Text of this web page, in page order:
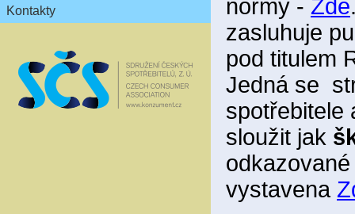
Kontakty
normy - Zde
zasluhuje
pod titulem
Jedná se
spotřebitele
sloužit jak
vystavena